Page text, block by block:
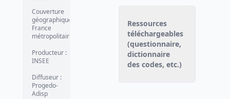
Couverture
géographique
France
métropolitaine
Producteur :
INSEE
Diffuseur :
Progedo-
Adisp
Ressources
téléchargeables
(questionnaire,
dictionnaire
des codes, etc.)